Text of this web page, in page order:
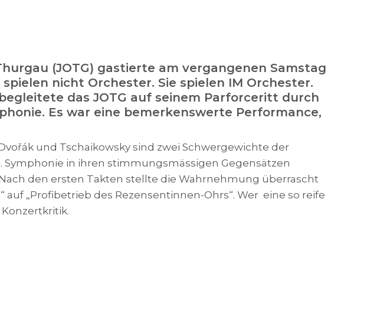
(JOTG) gastierte am vergangenen Samstag
nicht Orchester. Sie spielen IM Orchester.
das JOTG auf seinem Parforceritt durch
Es war eine bemerkenswerte Performance,
und Tschaikowsky sind zwei Schwergewichte der
in ihren stimmungsmässigen Gegensätzen
den ersten Takten stellte die Wahrnehmung überrascht
„Profibetrieb des Rezensentinnen-Ohrs“. Wer eine so reife